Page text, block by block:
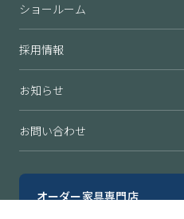
ショールーム
採用情報
お知らせ
お問い合わせ
オーダー家具専門店